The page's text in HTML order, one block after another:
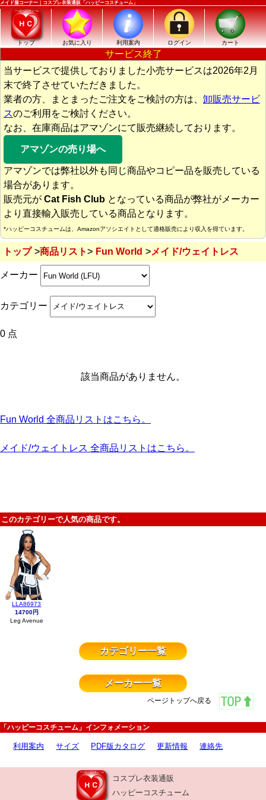
メイド服コーナー｜コスプレ衣装通販「ハッピーコスチューム」
トップ お気に入り 利用案内 ログイン カート
サービス終了
当サービスで提供しておりました小売サービスは2026年2月
末で終了させていただきました。
業者の方、まとまったご注文をご検討の方は、 卸販売サービ
スのご利用をご検討ください。
なお、在庫商品はアマゾンにて販売継続しております。
アマゾンの売り場へ
アマゾンでは弊社以外も同じ商品やコピー品を販売している
場合があります。
販売元が Cat Fish Club となっている商品が弊社がメーカー
より直接輸入販売している商品となります。
*ハッピーコスチュームは、Amazonアソシエイトとして適格販売により収入を得ています。
トップ 商品リスト Fun World メイド/ウェイトレス
メーカー
カテゴリー
0 点
該当商品がありません。
Fun World 全商品リストはこちら。
メイド/ウェイトレス 全商品リストはこちら。
このカテゴリーで人気の商品です。
LLA86973
14700円
Leg Avenue
カテゴリー一覧
メーカー一覧
ページトップへ戻る
「ハッピーコスチューム」インフォメーション
利用案内 サイズ PDF版カタログ 更新情報 連絡先
コスプレ衣装通販
ハッピーコスチューム